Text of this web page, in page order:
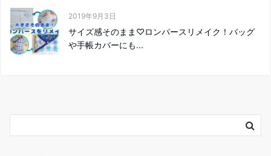
2019年9月3日
サイズ感そのまま♡ロンパースリメイク！バッグ
や手帳カバーにも...